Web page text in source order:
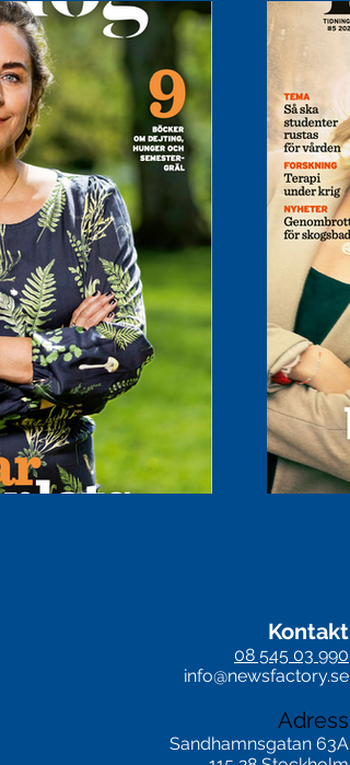
Kontakt
08 545 03 990
info@newsfactory.se
Adress
Sandhamnsgatan 63A